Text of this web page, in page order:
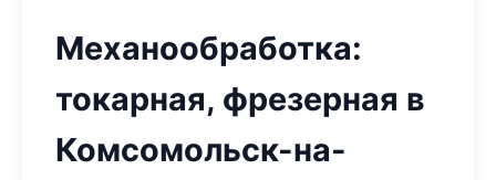
Механообработка:
токарная, фрезерная в
Комсомольск-на-